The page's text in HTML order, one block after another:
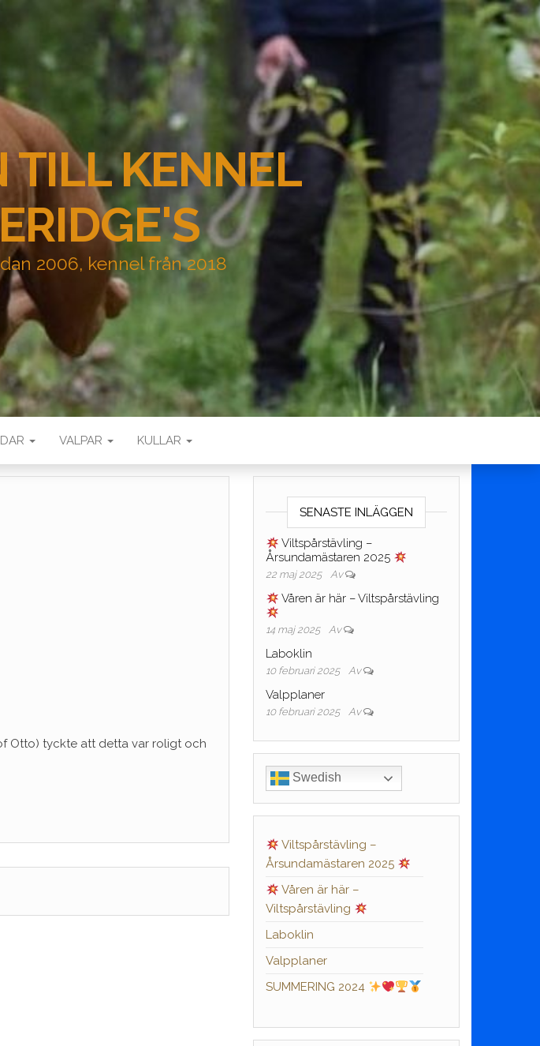
TILL KENNEL
2006, kennel från 2018
VALPAR KULLAR
Otto) tyckte att detta var roligt och
SENASTE INLÄGGEN
Viltspårstävling –
Årsundamästaren 2025
22 maj 2025 Av
Våren är här – Viltspårstävling
14 maj 2025 Av
Laboklin
10 februari 2025 Av
Valpplaner
10 februari 2025 Av
Swedish
Viltspårstävling –
Årsundamästaren 2025
Våren är här –
Viltspårstävling
Laboklin
Valpplaner
SUMMERING 2024